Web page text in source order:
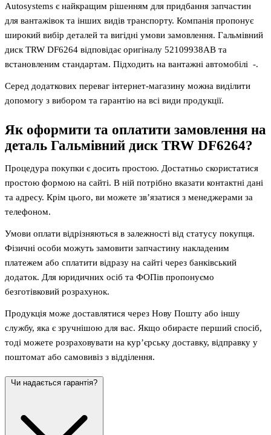
Autosystems є найкращим рішенням для придбання запчастин
для вантажівок та інших видів транспорту. Компанія пропонує
широкий вибір деталей та вигідні умови замовлення. Гальмівний
диск TRW DF6264 відповідає оригіналу 52109938AB та
встановленим стандартам. Підходить на вантажні автомобілі -.
Серед додаткових переваг інтернет-магазину можна виділити
допомогу з вибором та гарантію на всі види продукції.
Як оформити та оплатити замовлення на
деталь Гальмівний диск TRW DF6264?
Процедура покупки є досить простою. Достатньо скористатися
простою формою на сайті. В ній потрібно вказати контактні дані
та адресу. Крім цього, ви можете зв’язатися з менеджерами за
телефоном.
Умови оплати відрізняються в залежності від статусу покупця.
Фізичні особи можуть замовити запчастину накладеним
платежем або сплатити відразу на сайті через банківський
додаток. Для юридичних осіб та ФОПів пропонуємо
безготівковий розрахунок.
Продукція може доставлятися через Нову Пошту або іншу
службу, яка є зручнішою для вас. Якщо обираєте перший спосіб,
тоді можете розраховувати на кур’єрську доставку, відправку у
поштомат або самовивіз з відділення.
Чи надається гарантія?